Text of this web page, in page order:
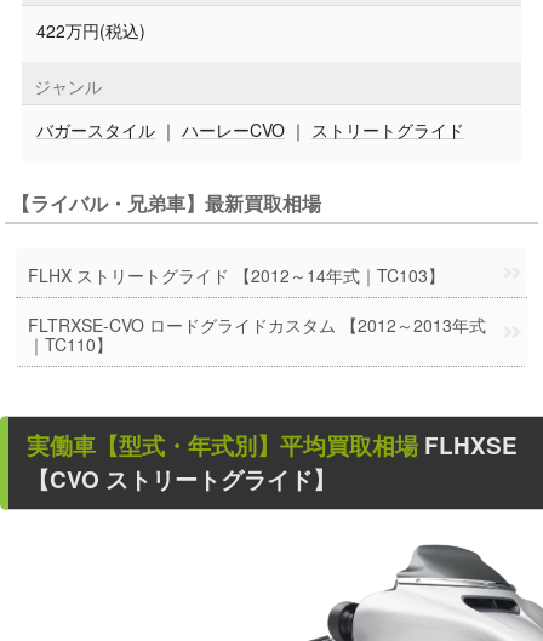
422万円(税込)
ジャンル
バガースタイル ｜ ハーレーCVO ｜ ストリートグライド
【ライバル・兄弟車】最新買取相場
FLHX ストリートグライド 【2012～14年式｜TC103】
FLTRXSE-CVO ロードグライドカスタム 【2012～2013年式
｜TC110】
実働車 【型式・年式別】平均買取相場 FLHXSE
【CVO ストリートグライド】